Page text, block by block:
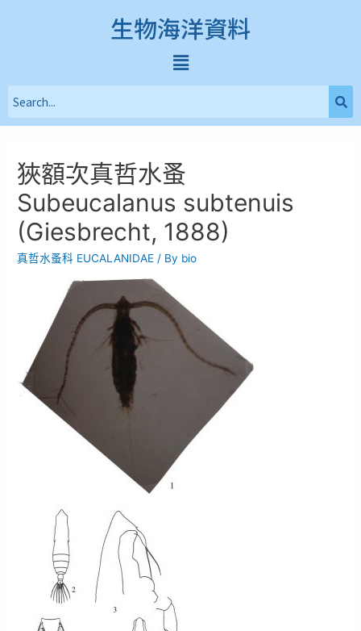
生物海洋資料
狹額次真哲水蚤
Subeucalanus subtenuis
(Giesbrecht, 1888)
真哲水蚤科 EUCALANIDAE / By bio